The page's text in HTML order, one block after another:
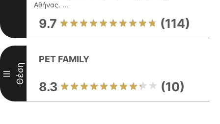
Αθήνας. ...
9.7 (114)
III Θέση
PET FAMILY
8.3 (10)